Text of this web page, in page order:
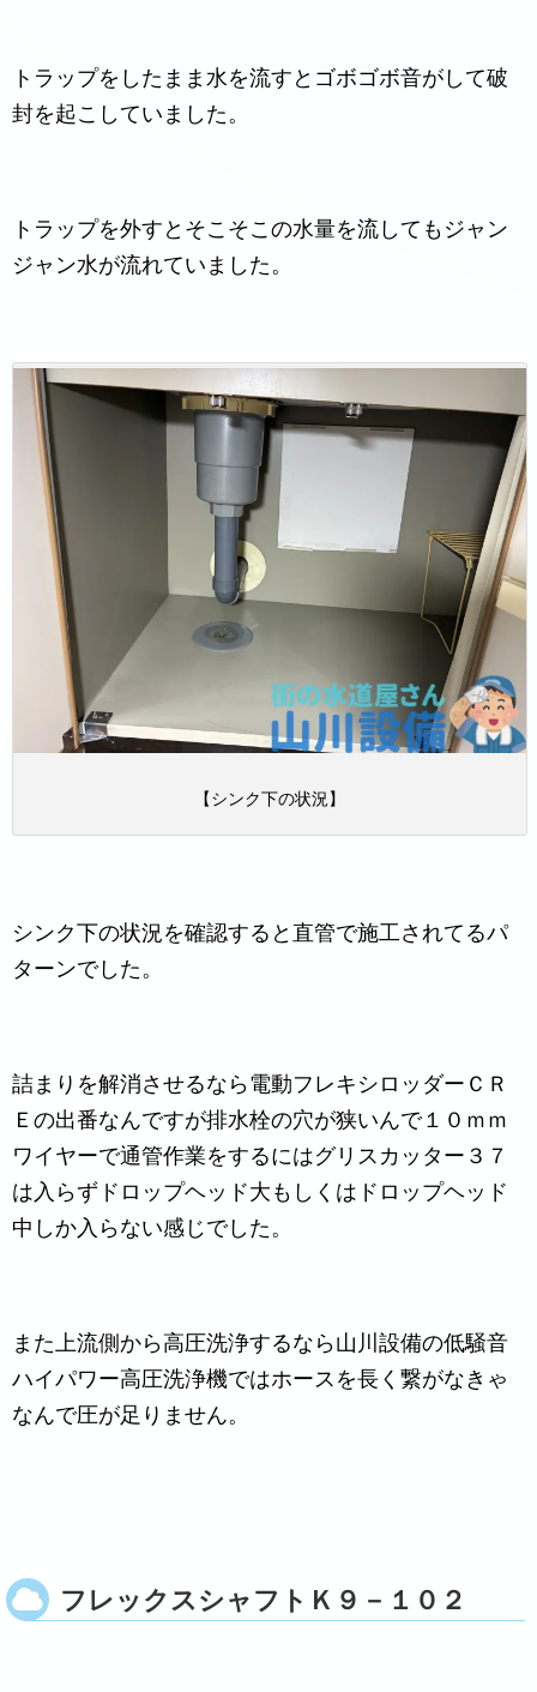
トラップをしたまま水を流すとゴボゴボ音がして破
封を起こしていました。
トラップを外すとそこそこの水量を流してもジャン
ジャン水が流れていました。
【シンク下の状況】
シンク下の状況を確認すると直管で施工されてるパ
ターンでした。
詰まりを解消させるなら電動フレキシロッダーＣＲ
Ｅの出番なんですが排水栓の穴が狭いんで１０ｍｍ
ワイヤーで通管作業をするにはグリスカッター３７
は入らずドロップヘッド大もしくはドロップヘッド
中しか入らない感じでした。
また上流側から高圧洗浄するなら山川設備の低騒音
ハイパワー高圧洗浄機ではホースを長く繋がなきゃ
なんで圧が足りません。
フレックスシャフトＫ９－１０２